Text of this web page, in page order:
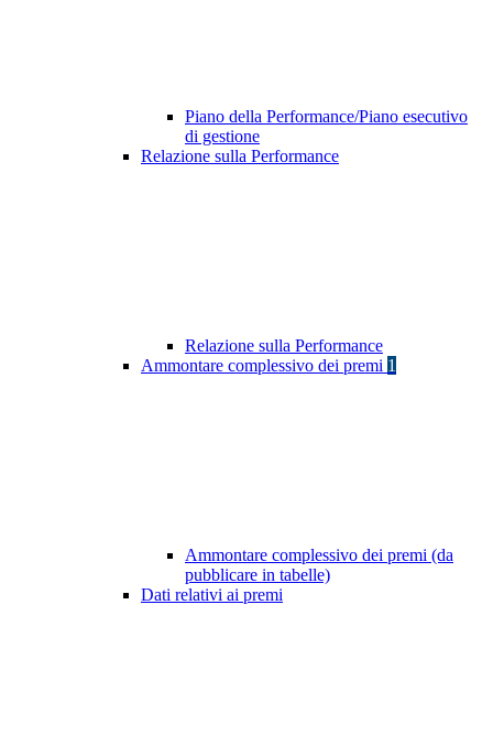
Piano della Performance/Piano esecutivo
di gestione
Relazione sulla Performance
Relazione sulla Performance
Ammontare complessivo dei premi 1
Ammontare complessivo dei premi (da
pubblicare in tabelle)
Dati relativi ai premi